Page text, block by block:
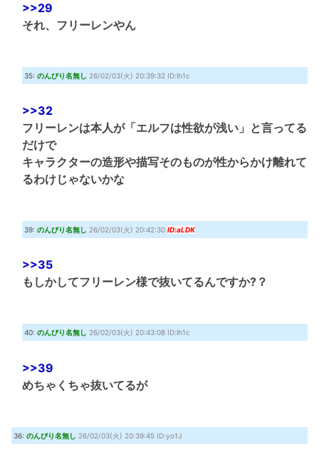
>>29
それ、フリーレンやん
35: のんびり名無し 26/02/03(火) 20:39:32 ID:lh1c
>>32
フリーレンは本人が「エルフは性欲が浅い」と言ってる
だけで
キャラクターの造形や描写そのものが性からかけ離れて
るわけじゃないかな
39: のんびり名無し 26/02/03(火) 20:42:30 ID:aLDK
>>35
もしかしてフリーレン様で抜いてるんですか?？
40: のんびり名無し 26/02/03(火) 20:43:08 ID:lh1c
>>39
めちゃくちゃ抜いてるが
36: のんびり名無し 26/02/03(火) 20:39:45 ID:yo1J